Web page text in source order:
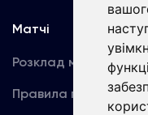
Матчі
Розклад матчів
Правила поведінки